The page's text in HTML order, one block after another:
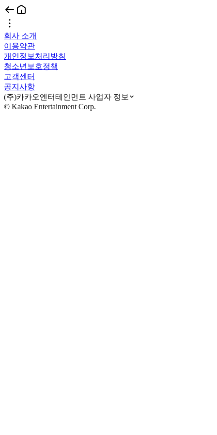
회사 소개
이용약관
개인정보처리방침
청소년보호정책
고객센터
공지사항
(주)카카오엔터테인먼트 사업자 정보
© Kakao Entertainment Corp.